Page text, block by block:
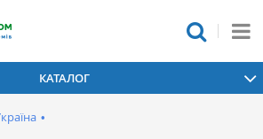
КАТАЛОГ
•